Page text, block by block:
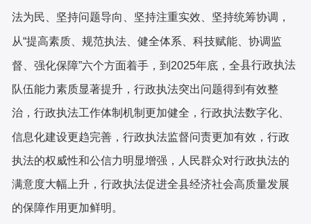
法为民、坚持问题导向、坚持注重实效、坚持统筹协调，
从“提高素质、规范执法、健全体系、科技赋能、协调监
督、强化保障”六个方面着手，到2025年底，全县行政执法
队伍能力素质显著提升，行政执法突出问题得到有效整
治，行政执法工作体制机制更加健全，行政执法数字化、
信息化建设更趋完善，行政执法监督问责更加有效，行政
执法的权威性和公信力明显增强，人民群众对行政执法的
满意度大幅上升，行政执法促进全县经济社会高质量发展
的保障作用更加鲜明。